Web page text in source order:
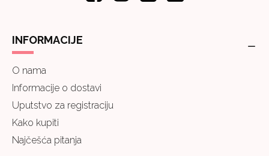
INFORMACIJE
O nama
Informacije o dostavi
Uputstvo za registraciju
Kako kupiti
Najčešća pitanja